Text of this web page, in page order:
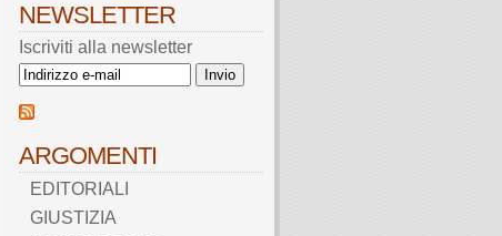
NEWSLETTER
Iscriviti alla newsletter
ARGOMENTI
EDITORIALI
GIUSTIZIA